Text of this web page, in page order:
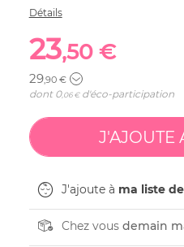
Détails
23,50 €
29,90 €
dont 0,06 €d'éco-participation
J'ajoute à ma liste
Chez vous demain